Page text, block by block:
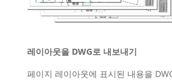
레이아웃을 DWG로 내보내기
페이지 레이아웃에 표시된 내용을